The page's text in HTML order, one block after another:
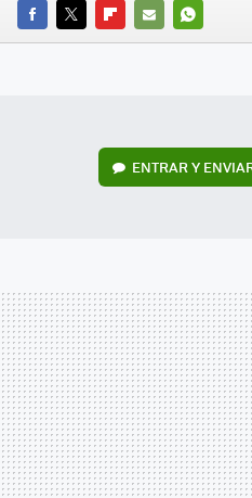
FACEBOOK
TWITTERFLIPBOARD
E-
WHATSAPP
ENTRAR Y